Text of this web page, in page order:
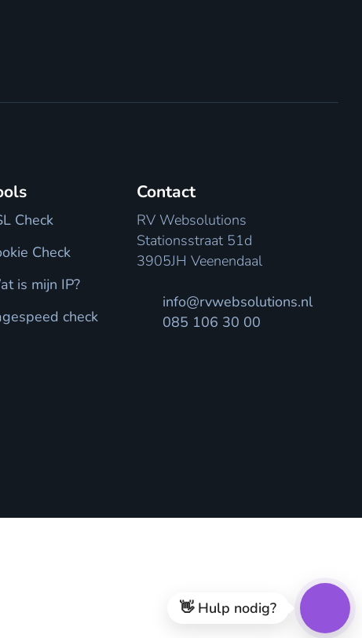
Check
Check
is mijn IP?
check
Contact
RV Websolutions
Stationsstraat 51d
3905JH Veenendaal
info@rvwebsolutions.nl
085 106 30 00
👋 Hulp nodig?